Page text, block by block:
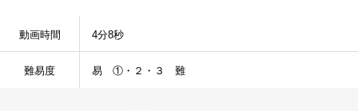
動画時間 4分8秒
難易度 易 ①・２・３ 難